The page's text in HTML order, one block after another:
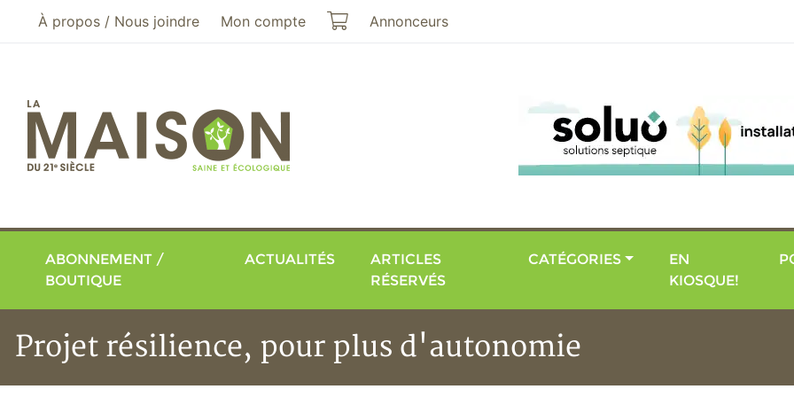
Aller au menu principal
Aller au contenu principal
À propos / Nous joindre Mon compte Mon panier
Annonceurs
ABONNEMENT /
BOUTIQUE
ACTUALITÉS
ARTICLES
RÉSERVÉS
CATÉGORIES
EN
KIOSQUE!
Projet résilience, pour plus d'autonomie